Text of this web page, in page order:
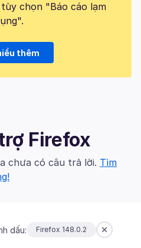
chọn "Báo cáo lạm
thêm
Firefox
chưa có câu trả lời. Tìm
dấu: Firefox 148.0.2